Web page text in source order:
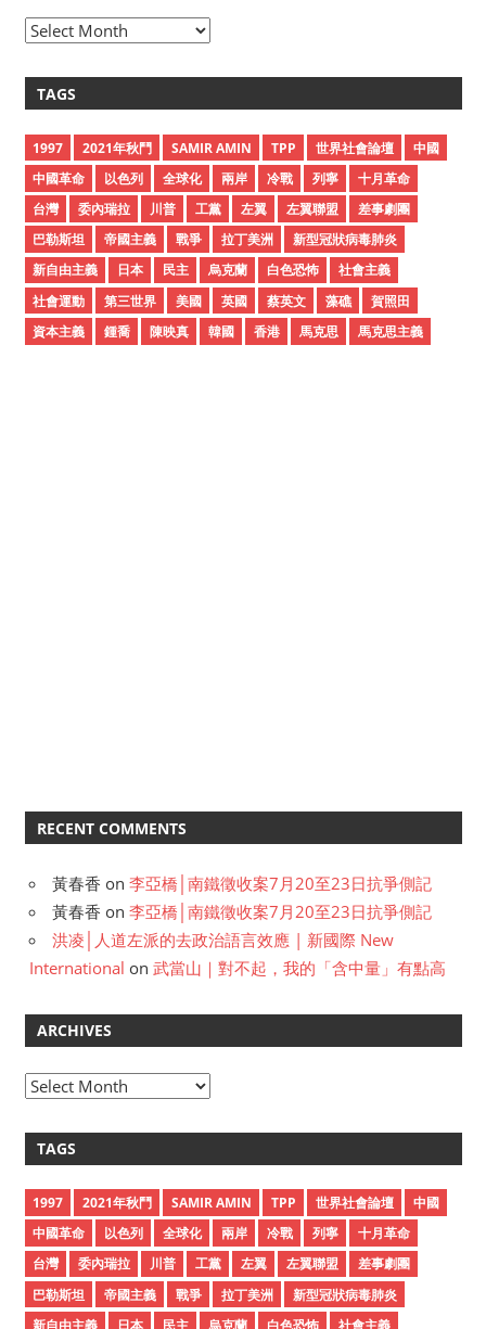
A
h
v
e
s
TAGS
1997 2021年秋鬥 SAMIR AMIN TPP 世界社會論壇
中國
中國革命
以色列 全球化 兩岸 冷戰 列寧
十月革命
台灣
委內瑞拉 川普 工黨 左翼 左翼聯盟
差事劇團
巴勒斯坦
帝國主義 戰爭 拉丁美洲
新型冠狀病毒肺炎
新自由主義
日本 民主 烏克蘭 白色恐怖
社會主義
社會運動
第三世界 美國 英國 蔡英文 藻礁
賀照田
資本主義
鍾喬 陳映真 韓國 香港 馬克思 馬克思主義
RECENT COMMENTS
黃春香 on 李亞橋│南鐵徵收案7月20至23日抗爭側記
黃春香 on 李亞橋│南鐵徵收案7月20至23日抗爭側記
洪凌│人道左派的去政治語言效應 | 新國際 New
International on 武當山｜對不起，我的「含中量」有點高
ARCHIVES
A
h
v
e
s
TAGS
1997 2021年秋鬥 SAMIR AMIN TPP 世界社會論壇
中國
中國革命
以色列 全球化 兩岸 冷戰 列寧
十月革命
台灣
委內瑞拉 川普 工黨 左翼 左翼聯盟
差事劇團
巴勒斯坦
帝國主義 戰爭 拉丁美洲
新型冠狀病毒肺炎
新自由主義
日本 民主 烏克蘭 白色恐怖 社會主義